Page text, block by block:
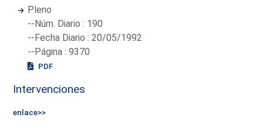
Pleno
--Núm. Diario : 190
--Fecha Diario : 20/05/1992
--Página : 9370
PDF
Intervenciones
enlace>>